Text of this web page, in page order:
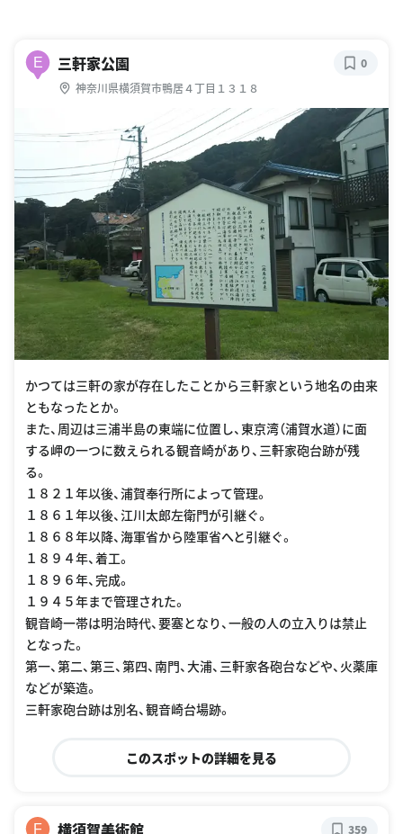
E 三軒家公園
神奈川県横須賀市鴨居４丁目１３１８
0
かつては三軒の家が存在したことから三軒家という地名の由来
ともなったとか。
また、周辺は三浦半島の東端に位置し、東京湾（浦賀水道）に面
する岬の一つに数えられる観音崎があり、三軒家砲台跡が残
る。
１８２１年以後、浦賀奉行所によって管理。
１８６１年以後、江川太郎左衛門が引継ぐ。
１８６８年以降、海軍省から陸軍省へと引継ぐ。
１８９４年、着工。
１８９６年、完成。
１９４５年まで管理された。
観音崎一帯は明治時代、要塞となり、一般の人の立入りは禁止
となった。
第一、第二、第三、第四、南門、大浦、三軒家各砲台などや、火薬庫
などが築造。
三軒家砲台跡は別名、観音崎台場跡。
このスポットの詳細を見る
F 横須賀美術館 359